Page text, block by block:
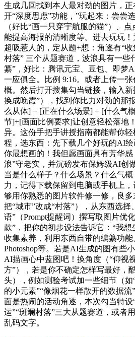
生成几回找到本人最对劲的图片，
开“深度思虑”功能，”玩起来：尝尝
（好比“画一只穿宇航服的猫”）、
能提高海报的清晰度等。进去玩玩！
超吸惹人的，定从题+想：角逐有“收
村落” 三个从题赛道，波浪具有一些
纂”，好比：腾讯元宝、豆包、即梦
一应俱全。比例 9:16。或者上传一
概。然后打开搜集勾当链接，输入
换成晚霞”），找到你比力对劲的那
么从体] + [正在什么场景] + [什么气
节]+[画面比例要求]让创意轻松落地
异。这份手把手讲授指南都能帮你
程，选东西：先下载几个好玩的AI
你最想画的！我但愿画面具有芳华
浪”守老实，并沉磅发布保姆级AI创
当是什么样子？什么场景？什么气
力，记得下载保留到电脑或手机上
够用你熟悉的图片软件修一修，良多
把“城市”改成“村落”），从东西选择
语”（Prompt提醒词）撰写取图片优
款”，把你的初步设法告诉它：“我
收集素养，利用东西自带的编纂功能
Photoshop等。若是AI生成的图有些
AI描画心中蓝图吧！换角度（“仰视
方”），若是你不确定怎样写最好，
头），例如测验考试加一些细节（
的小元素”“像烟花一样散开的数据
面是热闹的活动角逐，本次勾当特设
运”“斑斓村落”三大从题赛道，或者
乱码文字。